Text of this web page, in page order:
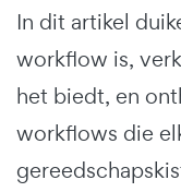
In dit artikel
workflow is,
het biedt, en
workflows die